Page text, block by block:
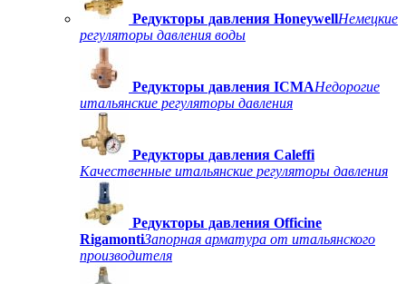
Редукторы давления HoneywellНемецкие
регуляторы давления воды
Редукторы давления ICMAНедорогие
итальянские регуляторы давления
Редукторы давления Caleffi
Качественные итальянские регуляторы давления
Редукторы давления Officine
RigamontiЗапорная арматура от итальянского
производителя